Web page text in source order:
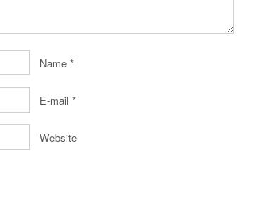
Name *
E-mail *
Website